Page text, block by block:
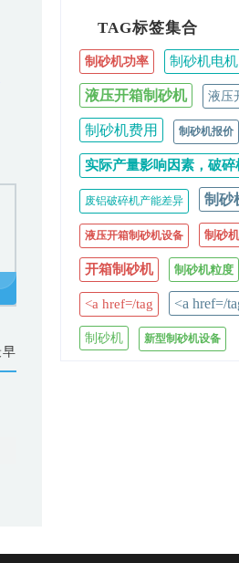
早
TAG标签集合
制砂机功率 制砂机电机
液压开箱制砂机 液压
制砂机费用 制砂机报价
实际产量影响因素，破碎
废铝破碎机产能差异 制砂
液压开箱制砂机设备 制砂
开箱制砂机 制砂机粒度
<a href=/tag <a href=/
制砂机 新型制砂机设备